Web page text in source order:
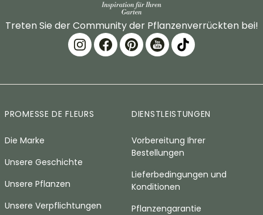
Treten Sie der Community der Pflanzenverrückten bei!
PROMESSE DE FLEURS
Die Marke
Unsere Geschichte
Unsere Pflanzen
Unsere Verpflichtungen
DIENSTLEISTUNGEN
Vorbereitung Ihrer
Bestellungen
Lieferbedingungen und
Konditionen
Pflanzengarantie